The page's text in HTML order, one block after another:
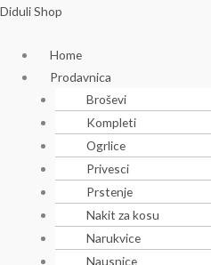
Skip
content
Diduli Shop
Menu
Home
Prodavnica
Broševi
Kompleti
Ogrlice
Privesci
Prstenje
Nakit za kosu
Narukvice
Nausnice
Menu